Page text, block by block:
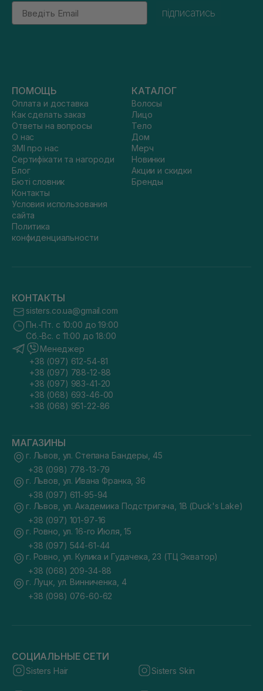
Email
підписатись
ПОМОЩЬ
Оплата и доставка
Как сделать заказ
Ответы на вопросы
О нас
ЗМІ про нас
Сертифікати та нагороди
Блог
Бюті словник
Контакты
Условия использования
сайта
Политика
конфиденциальности
КАТАЛОГ
Волосы
Лицо
Тело
Дом
Мерч
Новинки
Акции и скидки
Бренды
КОНТАКТЫ
sisters.co.ua@gmail.com
Пн.-Пт. с 10:00 до 19:00
Сб.-Вс. с 11:00 до 18:00
Менеджер
+38 (097) 612-54-81
+38 (097) 788-12-88
+38 (097) 983-41-20
+38 (068) 693-46-00
+38 (068) 951-22-86
МАГАЗИНЫ
г. Львов, ул. Степана Бандеры, 45
+38 (098) 778-13-79
г. Львов, ул. Ивана Франка, 36
+38 (097) 611-95-94
г. Львов, ул. Академика Подстригача, 1В (Duck's Lake)
+38 (097) 101-97-16
г. Ровно, ул. 16-го Июля, 15
+38 (097) 544-61-44
г. Ровно, ул. Кулика и Гудачека, 23 (ТЦ Экватор)
+38 (068) 209-34-88
г. Луцк, ул. Винниченка, 4
+38 (098) 076-60-62
СОЦИАЛЬНЫЕ СЕТИ
Sisters Hair Sisters Skin